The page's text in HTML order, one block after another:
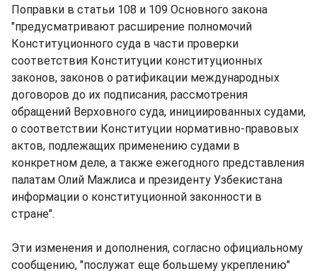
Поправки в статьи 108 и 109 Основного закона
"предусматривают расширение полномочий
Конституционного суда в части проверки
соответствия Конституции конституционных
законов, законов о ратификации международных
договоров до их подписания, рассмотрения
обращений Верховного суда, инициированных судами,
о соответствии Конституции нормативно-правовых
актов, подлежащих применению судами в
конкретном деле, а также ежегодного представления
палатам Олий Мажлиса и президенту Узбекистана
информации о конституционной законности в
стране".
Эти изменения и дополнения, согласно официальному
сообщению, "послужат еще большему укреплению"